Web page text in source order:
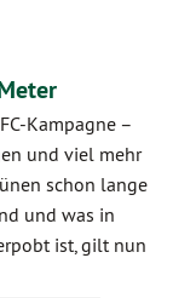
Kampagne –
und viel mehr
schon lange
und was in
ist, gilt nun